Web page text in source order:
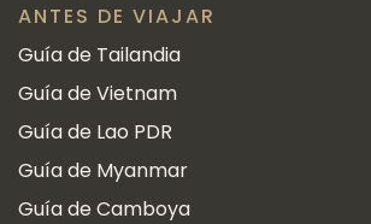
ANTES DE VIAJAR
Guía de Tailandia
Guía de Vietnam
Guía de Lao PDR
Guía de Myanmar
Guía de Camboya